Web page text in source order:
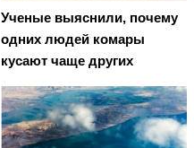
Ученые выяснили, почему
одних людей комары
кусают чаще других